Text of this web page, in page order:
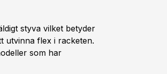
styva vilket betyder
utvinna flex i racketen.
som har